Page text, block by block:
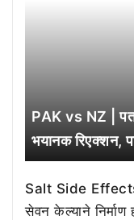
PAK vs NZ |
भयानक रिएक्शन,
Salt Side Effects
सेवन केल्याने निर्माण